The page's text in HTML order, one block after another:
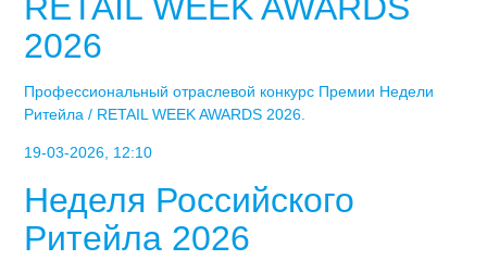
2026
Профессиональный отраслевой конкурс Премии Недели
Ритейла / RETAIL WEEK AWARDS 2026.
19-03-2026, 12:10
Неделя Российского
Ритейла 2026